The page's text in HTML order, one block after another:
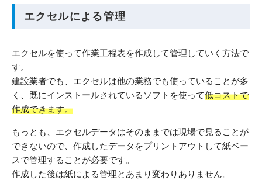
エクセルによる管理
エクセルを使って作業工程表を作成して管理していく方法で
す。
建設業者でも、エクセルは他の業務でも使っていることが多
く、既にインストールされているソフトを使って低コストで
作成できます。
もっとも、エクセルデータはそのままでは現場で見ることが
できないので、作成したデータをプリントアウトして紙ベー
スで管理することが必要です。
作成した後は紙による管理とあまり変わりありません。